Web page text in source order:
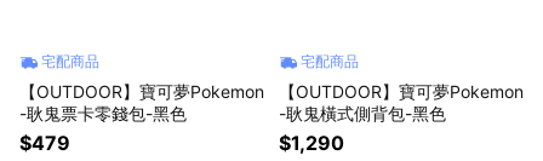
宅配商品
【OUTDOOR】寶可夢Pokemon
-耿鬼票卡零錢包-黑色
$479
宅配商品
【OUTDOOR】寶可夢Pokemon
-耿鬼橫式側背包-黑色
$1,290